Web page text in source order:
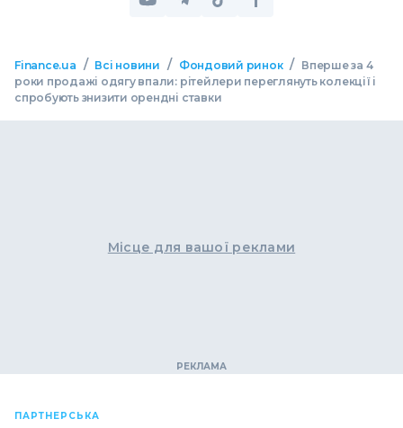
Finance.ua / Всі новини / Фондовий ринок / Вперше за 4
роки продажі одягу впали: рітейлери переглянуть колекції і
спробують знизити орендні ставки
Місце для вашої реклами
ПАРТНЕРСЬКА